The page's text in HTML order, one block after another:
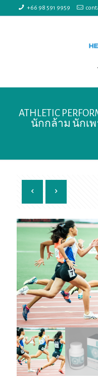
+66 98 591 9959
ATHLETIC
นักกล้าม นักเพ